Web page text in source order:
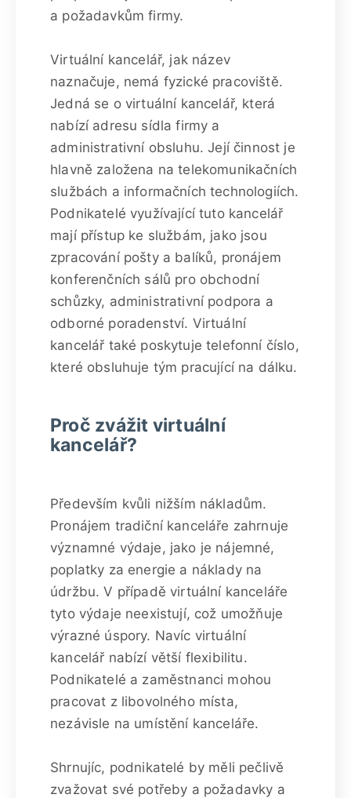
a požadavkům firmy.
Virtuální kancelář, jak název
naznačuje, nemá fyzické pracoviště.
Jedná se o virtuální kancelář, která
nabízí adresu sídla firmy a
administrativní obsluhu. Její činnost je
hlavně založena na telekomunikačních
službách a informačních technologiích.
Podnikatelé využívající tuto kancelář
mají přístup ke službám, jako jsou
zpracování pošty a balíků, pronájem
konferenčních sálů pro obchodní
schůzky, administrativní podpora a
odborné poradenství. Virtuální
kancelář také poskytuje telefonní číslo,
které obsluhuje tým pracující na dálku.
Proč zvážit virtuální
kancelář?
Především kvůli nižším nákladům.
Pronájem tradiční kanceláře zahrnuje
významné výdaje, jako je nájemné,
poplatky za energie a náklady na
údržbu. V případě virtuální kanceláře
tyto výdaje neexistují, což umožňuje
výrazné úspory. Navíc virtuální
kancelář nabízí větší flexibilitu.
Podnikatelé a zaměstnanci mohou
pracovat z libovolného místa,
nezávisle na umístění kanceláře.
Shrnujíc, podnikatelé by měli pečlivě
zvažovat své potřeby a požadavky a